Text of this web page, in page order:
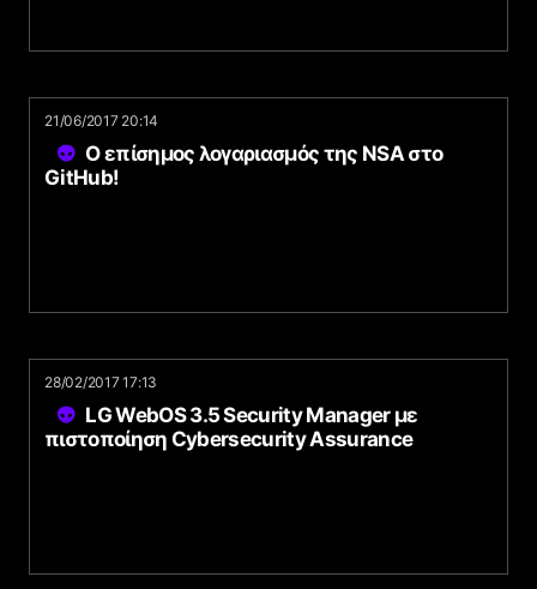
21/06/2017 20:14
O επίσημος λογαριασμός της NSA στο
GitHub!
28/02/2017 17:13
LG WebOS 3.5 Security Manager με
πιστοποίηση Cybersecurity Assurance